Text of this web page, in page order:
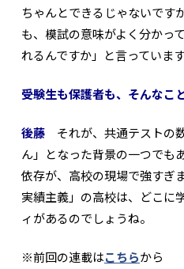
ちゃんとできるじゃないです
も、模試の意味がよく分かっ
れるんですか」と言っていま
――受験生も保護者も、そんなこ
後藤 それが、共通テストの
ん」となった背景の一つでも
依存が、高校の現場で強すぎ
実績主義」の高校は、どこに
ィがあるのでしょうね。
※前回の連載はこちらから